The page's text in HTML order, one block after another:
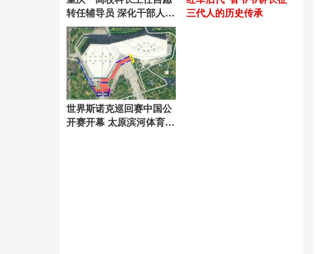
转任辅导员 深化干部人事
制度改革
三代人的历史传承
世界斯诺克巡回赛中国公
开赛开幕 太原滨河体育中